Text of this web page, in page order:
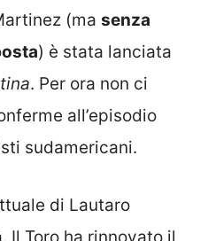
(ma senza
) è stata lanciata
. Per ora non ci
all’episodio
sudamericani.
di Lautaro